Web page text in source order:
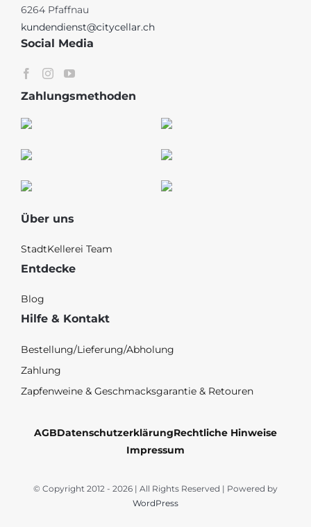
6264 Pfaffnau
kundendienst@citycellar.ch
Social Media
Zahlungsmethoden
Über uns
StadtKellerei Team
Entdecke
Blog
Hilfe & Kontakt
Bestellung/Lieferung/Abholung
Zahlung
Zapfenweine & Geschmacksgarantie & Retouren
AGBDatenschutzerklärungRechtliche Hinweise
Impressum
© Copyright 2012 - 2026 | All Rights Reserved | Powered by
WordPress